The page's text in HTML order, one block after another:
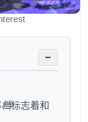
−
标志着和